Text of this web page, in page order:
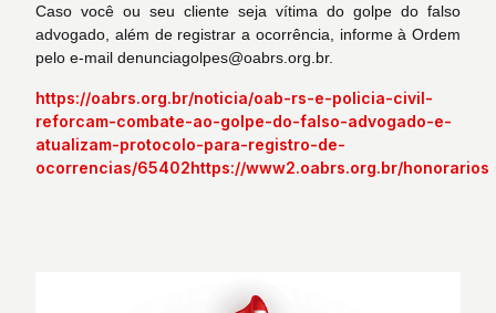
Caso você ou seu cliente seja vítima do golpe do falso
advogado, além de registrar a ocorrência, informe à Ordem
pelo e-mail denunciagolpes@oabrs.org.br.
https://oabrs.org.br/noticia/oab-rs-e-policia-civil-
reforcam-combate-ao-golpe-do-falso-advogado-e-
atualizam-protocolo-para-registro-de-
ocorrencias/65402https://www2.oabrs.org.br/honorarios